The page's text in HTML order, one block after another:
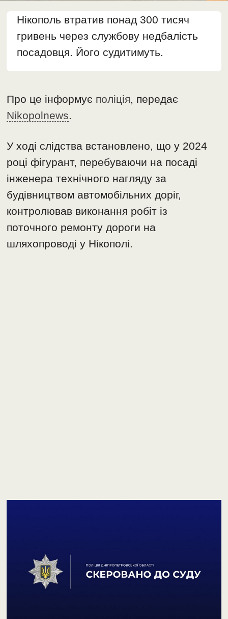
Нікополь втратив понад 300 тисяч
гривень через службову недбалість
посадовця. Його судитимуть.
Про це інформує поліція, передає
Nikopolnews.
У ході слідства встановлено, що у 2024
році фігурант, перебуваючи на посаді
інженера технічного нагляду за
будівництвом автомобільних доріг,
контролював виконання робіт із
поточного ремонту дороги на
шляхопроводі у Нікополі.